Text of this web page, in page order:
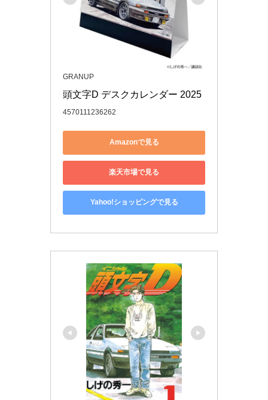
GRANUP
頭文字D デスクカレンダー 2025
4570111236262
Amazonで見る
楽天市場で見る
Yahoo!ショッピングで見る